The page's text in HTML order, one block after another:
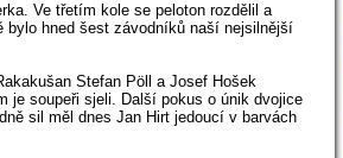
Ve třetím kole se peloton rozdělil a
bylo hned šest závodníků naší nejsilnější
Stefan Pöll a Josef Hošek
je soupeři sjeli. Další pokus o únik dvojice
sil měl dnes Jan Hirt jedoucí v barvách